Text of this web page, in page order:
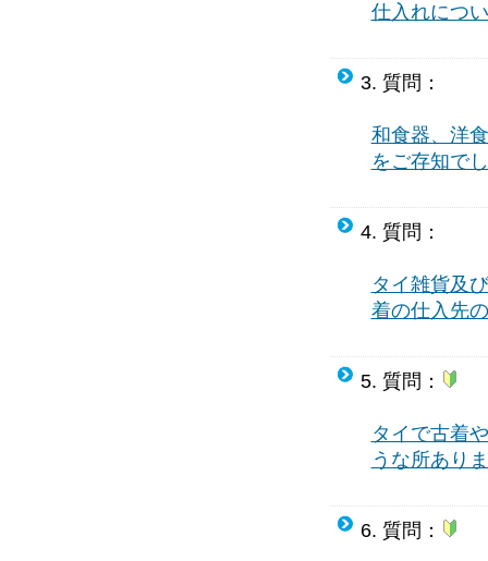
仕入れにつ
3. 質問：
和食器、洋
をご存知で
4. 質問：
タイ雑貨及
着の仕入先
5. 質問：
タイで古着
うな所あり
6. 質問：